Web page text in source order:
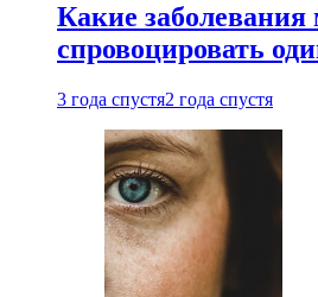
Какие заболевания
спровоцировать
3 года спустя2 года спустя